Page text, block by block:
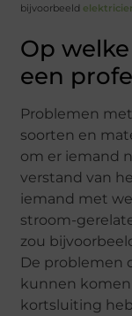
bijvoorbeeld
Op
een
Problemen
soorten en
om er iemand
verstand van
iemand met
stroom-
zou
De problemen
kunnen
kortsluiting